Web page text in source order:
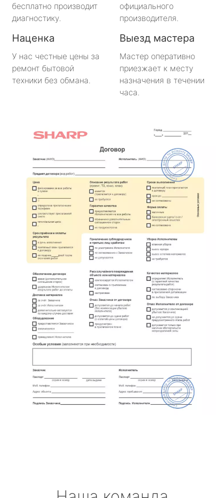
бесплатно производит
диагностику.
официального
производителя.
Наценка
У нас честные цены за
ремонт бытовой
техники без обмана.
Выезд мастера
Мастер оперативно
приезжает к месту
назначения в течении
часа.